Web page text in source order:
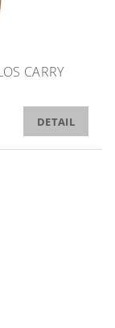
CARRY
DETAIL